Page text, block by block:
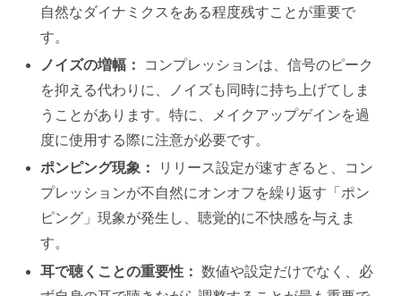
自然なダイナミクスをある程度残すことが重要で
す。
ノイズの増幅：
コンプレッションは、信号のピーク
を抑える代わりに、ノイズも同時に持ち上げてしま
うことがあります。特に、メイクアップゲインを過
度に使用する際に注意が必要です。
ポンピング現象：
リリース設定が速すぎると、コン
プレッションが不自然にオンオフを繰り返す「ポン
ピング」現象が発生し、聴覚的に不快感を与えま
す。
耳で聴くことの重要性： 数値や設定だけでなく、必